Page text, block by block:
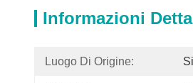
Informazioni
Luogo Di Origine: